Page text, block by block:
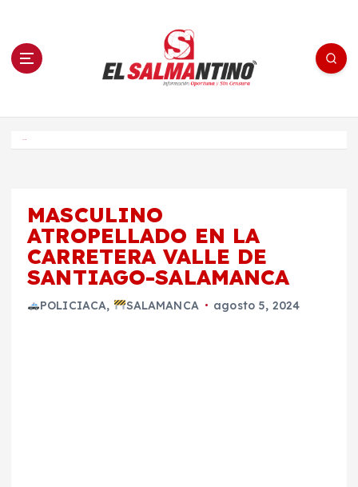
n El Salmantino - medios/noticias/editorial
MASCULINO
ATROPELLADO EN LA
CARRETERA VALLE DE
SANTIAGO-SALAMANCA
POLICIACA, SALAMANCA agosto 5, 2024